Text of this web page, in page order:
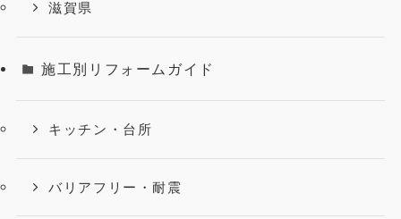
滋賀県
施工別リフォームガイド
キッチン・台所
バリアフリー・耐震